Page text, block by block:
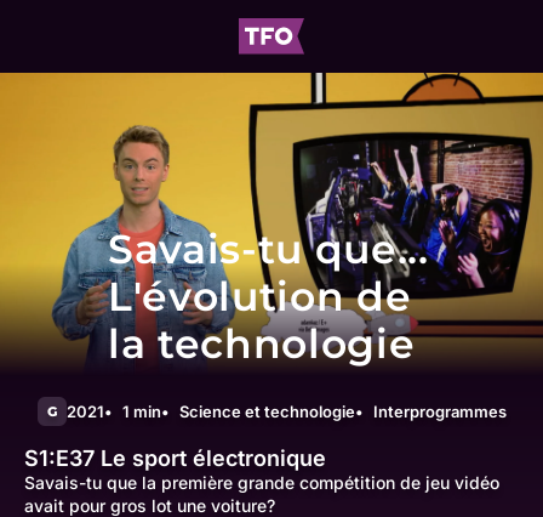
Savais-tu que...
L'évolution de
la technologie
G 2021 1 min Science et technologie Interprogrammes
S1:E37 Le sport électronique
Savais-tu que la première grande compétition de jeu vidéo
avait pour gros lot une voiture?